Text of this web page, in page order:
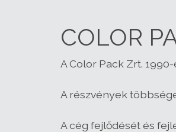
COLOR
A Color Pack Zrt.
A részvények
A cég fejlődését és